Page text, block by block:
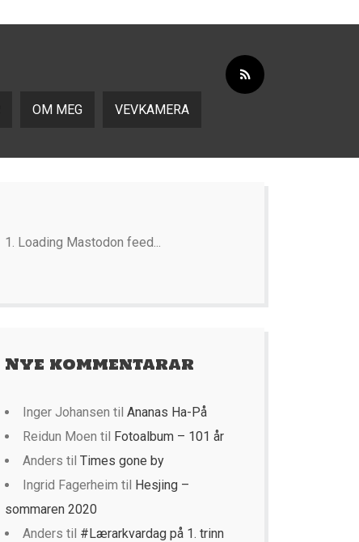
OM MEG VEVKAMERA
Loading Mastodon feed...
Nye kommentarar
Inger Johansen til Ananas Ha-På
Reidun Moen til Fotoalbum – 101 år
Anders til Times gone by
Ingrid Fagerheim til Hesjing –
sommaren 2020
Anders til #Lærarkvardag på 1. trinn